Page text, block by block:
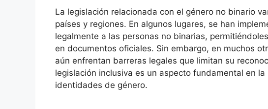
La legislación relacionada con el género no binario
países y regiones. En algunos lugares, se han
legalmente a las personas no binarias,
en documentos oficiales. Sin embargo, en muchos
aún enfrentan barreras legales que limitan su
legislación inclusiva es un aspecto fundamental en
identidades de género.